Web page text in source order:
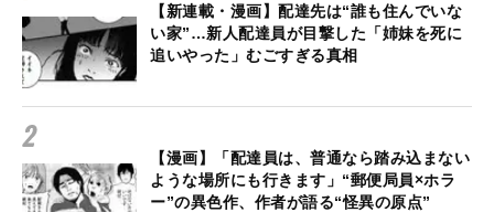
【新連載・漫画】配達先は“誰も住んでいな
い家”…新人配達員が目撃した「姉妹を死に
追いやった」むごすぎる真相
【漫画】「配達員は、普通なら踏み込まない
ような場所にも行きます」“郵便局員×ホラ
ー”の異色作、作者が語る“怪異の原点”